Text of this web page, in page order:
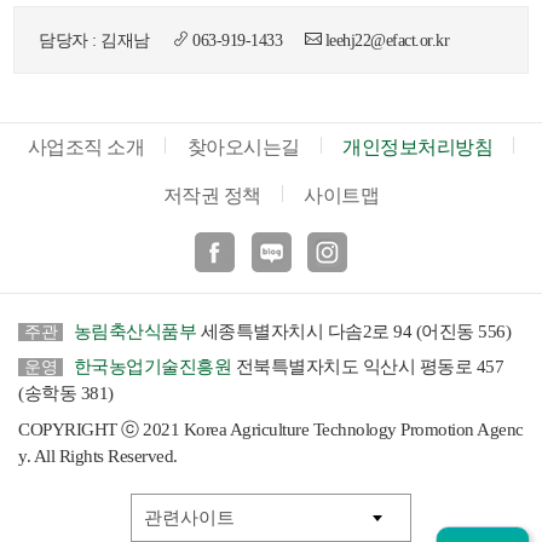
담당자 : 김재남 063-919-1433 leehj22@efact.or.kr
사업조직 소개 찾아오시는길 개인정보처리방침
저작권 정책 사이트맵
인스타
주관 농림축산식품부 세종특별자치시 다솜2로 94 (어진동 556)
운영 한국농업기술진흥원 전북특별자치도 익산시 평동로 457
(송학동 381)
COPYRIGHT ⓒ 2021 Korea Agriculture Technology Promotion Agenc
y. All Rights Reserved.